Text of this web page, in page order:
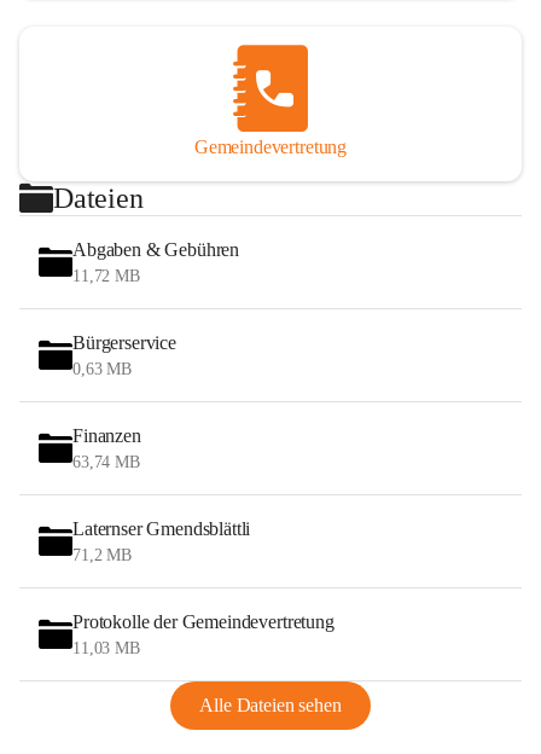
Gemeindevertretung
Dateien
Abgaben & Gebühren
11,72 MB
Bürgerservice
0,63 MB
Finanzen
63,74 MB
Laternser Gmendsblättli
71,2 MB
Protokolle der Gemeindevertretung
11,03 MB
Alle Dateien sehen